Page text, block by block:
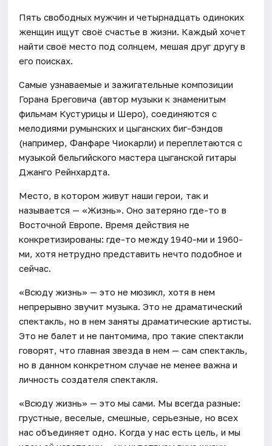
Пять свободных мужчин и четырнадцать одиноких
женщин ищут своё счастье в жизни. Каждый хочет
найти своё место под солнцем, мешая друг другу в
его поисках.
Самые узнаваемые и зажигательные композиции
Горана Бреговича (автор музыки к знаменитым
фильмам Кустурицы и Шеро), соединяются с
мелодиями румынских и цыганских биг-бэндов
(например, Фанфаре Чиокарли) и переплетаются с
музыкой бельгийского мастера цыганской гитары
Джанго Рейнхардта.
Место, в котором живут наши герои, так и
называется — «Жизнь». Оно затеряно где-то в
Восточной Европе. Время действия не
конкретизированы: где-то между 1940-ми и 1960-
ми, хотя нетрудно представить нечто подобное и
сейчас.
«Всюду жизнь» — это не мюзикл, хотя в нем
непрерывно звучит музыка. Это не драматический
спектакль, но в нем заняты драматические артисты.
Это не балет и не пантомима, про такие спектакли
говорят, что главная звезда в нем — сам спектакль,
но в данном конкретном случае не менее важна и
личность создателя спектакля.
«Всюду жизнь» — это мы сами. Мы всегда разные:
грустные, веселые, смешные, серьезные, но всех
нас объединяет одно. Когда у нас есть цель, и мы